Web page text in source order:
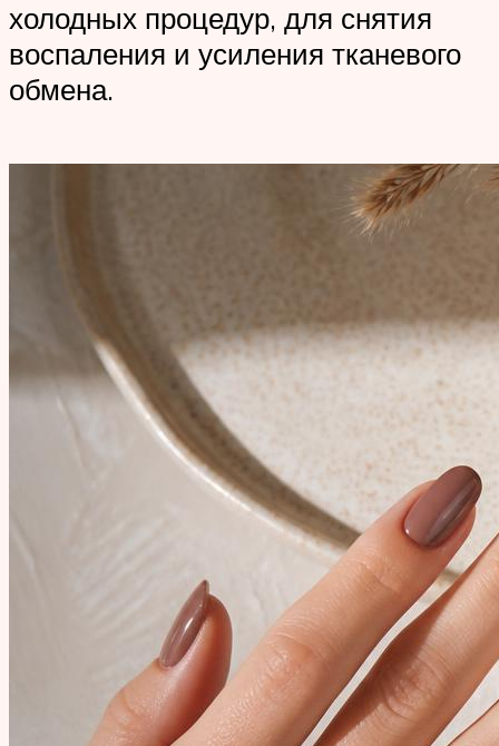
холодных процедур, для снятия
воспаления и усиления тканевого
обмена.